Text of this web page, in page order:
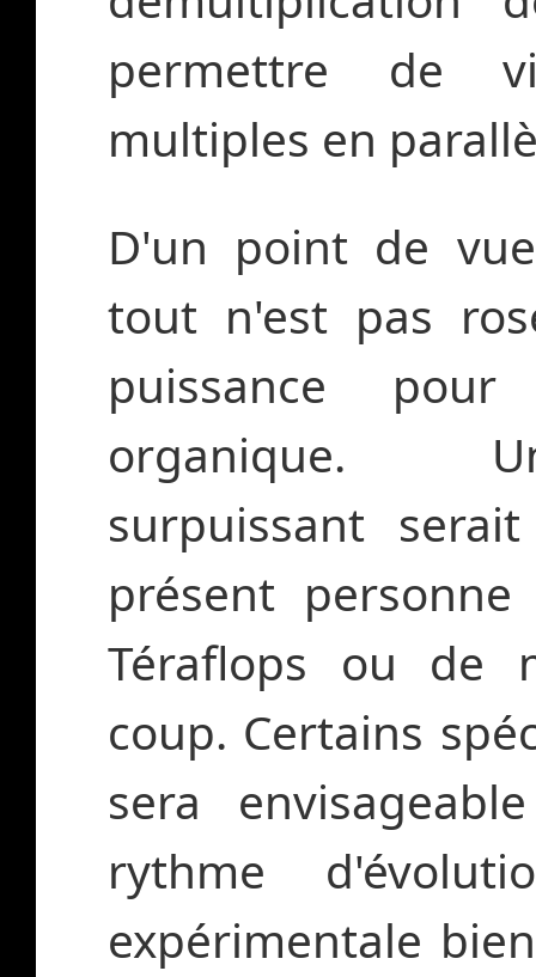
permettre de
multiples en
D'un point de
tout n'est pas
puissance
organique.
surpuissant
présent
Téraflops ou de
coup. Certains
sera
rythme
expérimentale